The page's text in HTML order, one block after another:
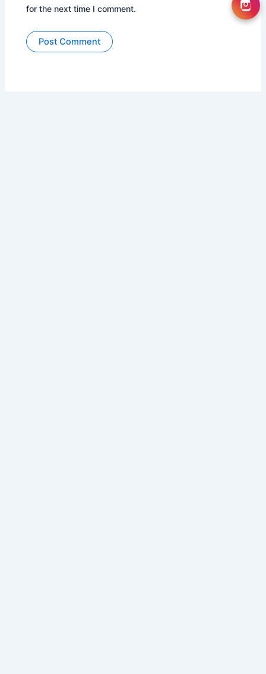
for the next time I comment.